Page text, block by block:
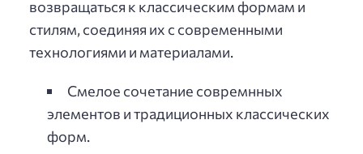
возвращаться к классическим формам и
стилям, соединяя их с современными
технологиями и материалами.
Смелое сочетание совремнных
элементов и традиционных классических
форм.